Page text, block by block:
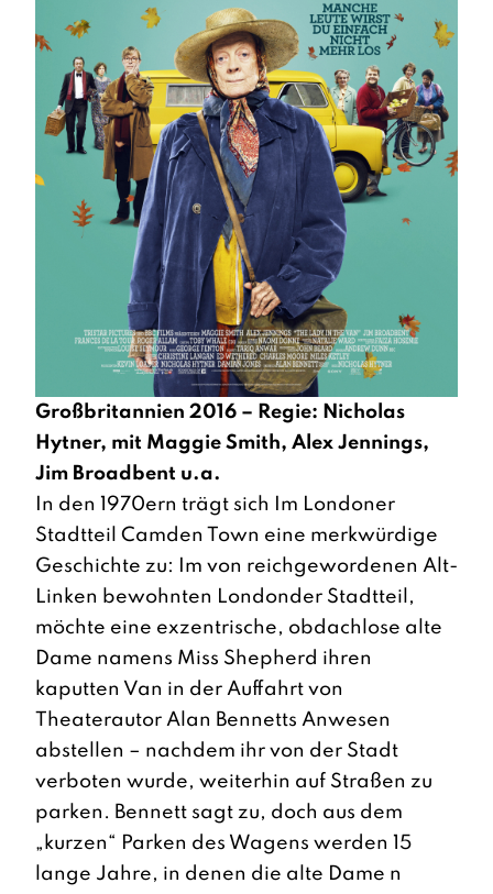
Großbritannien 2016 – Regie: Nicholas
Hytner, mit Maggie Smith, Alex Jennings,
Jim Broadbent u.a.
In den 1970ern trägt sich Im Londoner
Stadtteil Camden Town eine merkwürdige
Geschichte zu: Im von reichgewordenen Alt-
Linken bewohnten Londonder Stadtteil,
möchte eine exzentrische, obdachlose alte
Dame namens Miss Shepherd ihren
kaputten Van in der Auffahrt von
Theaterautor Alan Bennetts Anwesen
abstellen – nachdem ihr von der Stadt
verboten wurde, weiterhin auf Straßen zu
parken. Bennett sagt zu, doch aus dem
„kurzen“ Parken des Wagens werden 15
lange Jahre, in denen die alte Dame n